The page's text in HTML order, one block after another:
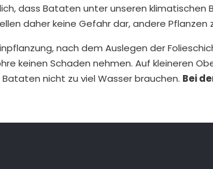
dass Bataten unter unseren
daher keine Gefahr dar, andere
nach dem Auslegen der
keinen Schaden nehmen. Auf kleineren
nicht zu viel Wasser brauchen. Bei